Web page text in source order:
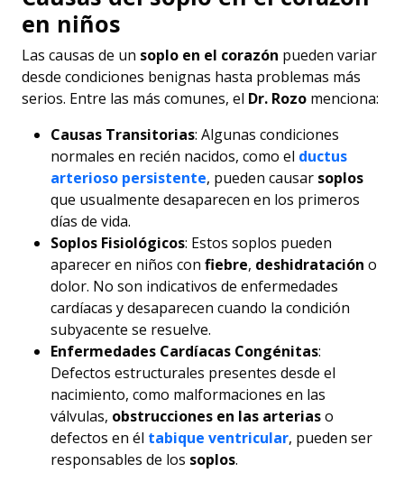
Accesibilidad
en niños
Las causas de un soplo en el corazón pueden variar
desde condiciones benignas hasta problemas más
serios. Entre las más comunes, el Dr. Rozo menciona:
Causas Transitorias: Algunas condiciones
normales en recién nacidos, como el ductus
arterioso persistente, pueden causar soplos
que usualmente desaparecen en los primeros
días de vida.
Soplos Fisiológicos: Estos soplos pueden
aparecer en niños con fiebre, deshidratación o
dolor. No son indicativos de enfermedades
cardíacas y desaparecen cuando la condición
subyacente se resuelve.
Enfermedades Cardíacas Congénitas:
Defectos estructurales presentes desde el
nacimiento, como malformaciones en las
válvulas, obstrucciones en las arteriaso
defectos en él tabique ventricular, pueden ser
responsables de los soplos.